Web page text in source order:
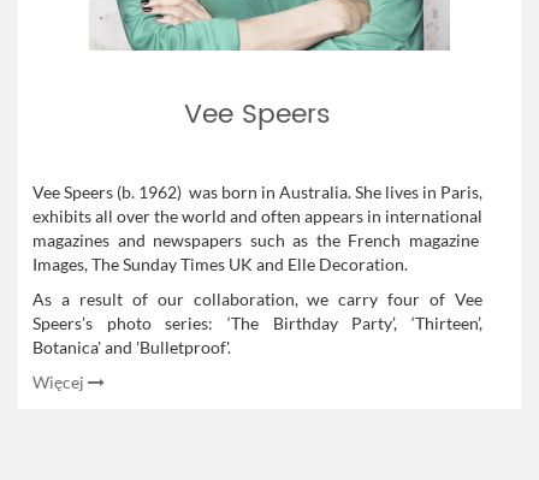
Vee Speers
Vee Speers (b. 1962) was born in Australia. She lives in Paris,
exhibits all over the world and often appears in international
magazines and newspapers such as the French magazine
Images, The Sunday Times UK and Elle Decoration.
As a result of our collaboration, we carry four of Vee
Speers’s photo series: ‘The Birthday Party’, ‘Thirteen’,
Botanica' and 'Bulletproof'.
Więcej